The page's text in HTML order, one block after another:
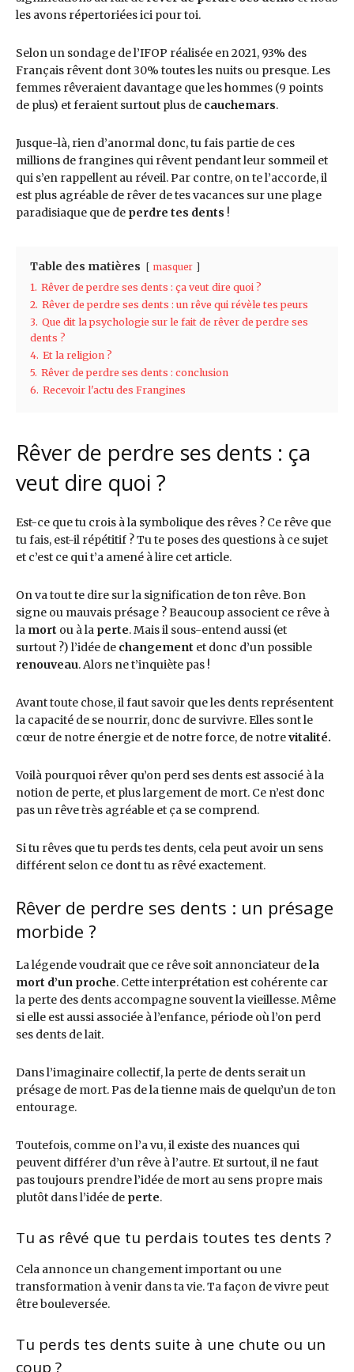
les avons répertoriées ici pour toi.
Selon un sondage de l’IFOP réalisée en 2021, 93% des
Français rêvent dont 30% toutes les nuits ou presque. Les
femmes rêveraient davantage que les hommes (9 points
de plus) et feraient surtout plus de cauchemars.
Jusque-là, rien d’anormal donc, tu fais partie de ces
millions de frangines qui rêvent pendant leur sommeil et
qui s’en rappellent au réveil. Par contre, on te l’accorde, il
est plus agréable de rêver de tes vacances sur une plage
paradisiaque que de perdre tes dents !
Table des matières masquer
1. Rêver de perdre ses dents : ça veut dire quoi ?
2. Rêver de perdre ses dents : un rêve qui révèle tes peurs
3. Que dit la psychologie sur le fait de rêver de perdre ses
dents ?
4. Et la religion ?
5. Rêver de perdre ses dents : conclusion
6. Recevoir l'actu des Frangines
Rêver de perdre ses dents : ça
veut dire quoi ?
Est-ce que tu crois à la symbolique des rêves ? Ce rêve que
tu fais, est-il répétitif ? Tu te poses des questions à ce sujet
et c’est ce qui t’a amené à lire cet article.
On va tout te dire sur la signification de ton rêve. Bon
signe ou mauvais présage ? Beaucoup associent ce rêve à
la mort ou à la perte. Mais il sous-entend aussi (et
surtout ?) l’idée de changement et donc d’un possible
renouveau. Alors ne t’inquiète pas !
Avant toute chose, il faut savoir que les dents représentent
la capacité de se nourrir, donc de survivre. Elles sont le
cœur de notre énergie et de notre force, de notrevitalité.
Voilà pourquoi rêver qu’on perd ses dents est associé à la
notion de perte, et plus largement de mort. Ce n’est donc
pas un rêve très agréable et ça se comprend.
Si tu rêves que tu perds tes dents, cela peut avoir un sens
différent selon ce dont tu as rêvé exactement.
Rêver de perdre ses dents : un présage
morbide ?
La légende voudrait que ce rêve soit annonciateur dela
mort d’un proche. Cette interprétation est cohérente car
la perte des dents accompagne souvent la vieillesse. Même
si elle est aussi associée à l’enfance, période où l’on perd
ses dents de lait.
Dans l’imaginaire collectif, la perte de dents serait un
présage de mort. Pas de la tienne mais de quelqu’un de ton
entourage.
Toutefois, comme on l’a vu, il existe des nuances qui
peuvent différer d’un rêve à l’autre. Et surtout, il ne faut
pas toujours prendre l’idée de mort au sens propre mais
plutôt dans l’idée de perte.
Tu as rêvé que tu perdais toutes tes dents ?
Cela annonce un changement important ou une
transformation à venir dans ta vie. Ta façon de vivre peut
être bouleversée.
Tu perds tes dents suite à une chute ou un
coup ?